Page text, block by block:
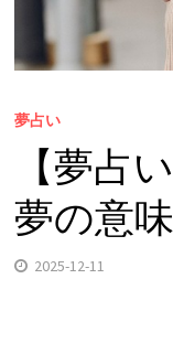
夢占い
【夢占
夢の意
2025-12-11